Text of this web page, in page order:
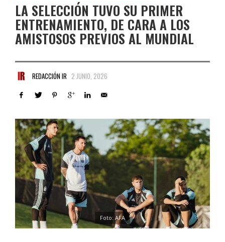
LA SELECCIÓN TUVO SU PRIMER
ENTRENAMIENTO, DE CARA A LOS
AMISTOSOS PREVIOS AL MUNDIAL
REDACCIÓN IR 2 JUNIO, 2026
Foto: AFA